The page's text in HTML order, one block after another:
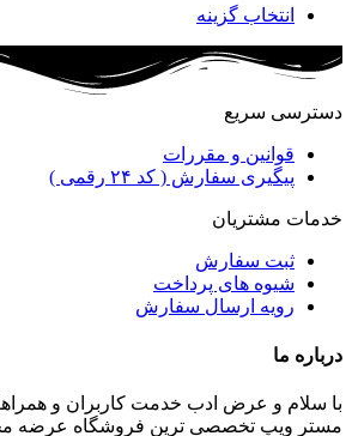
انتخاب گزینه
دسترسی سریع
قوانین و مقررات
پیگیری سفارش ( کد ۲۴ رقمی )
خدمات مشتریان
ثبت سفارش
شیوه های پرداخت
رویه ارسال سفارش
درباره ما
با سلام و عرض ادب خدمت کاربران و
مستر ویپ تخصصی ترین فروشگاه عرضه